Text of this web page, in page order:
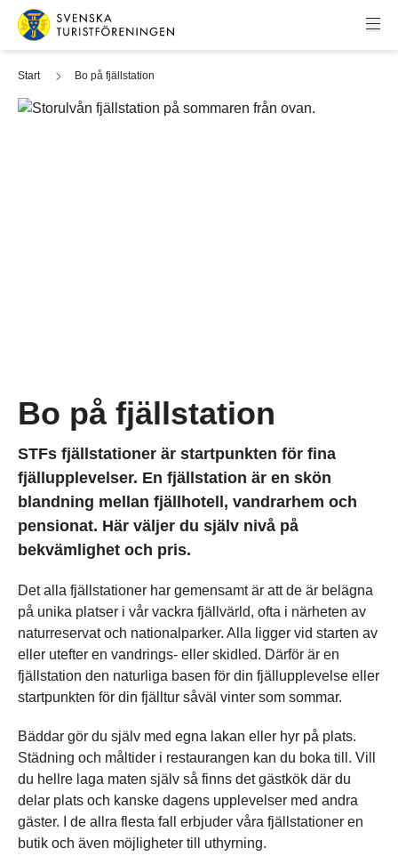
Hoppa till innehåll
Svenska Turistföreningen
Start Bo på fjällstation
Bo på fjällstation
STFs fjällstationer är startpunkten för fina
fjällupplevelser. En fjällstation är en skön
blandning mellan fjällhotell, vandrarhem och
pensionat. Här väljer du själv nivå på
bekvämlighet och pris.
Det alla fjällstationer har gemensamt är att de är belägna
på unika platser i vår vackra fjällvärld, ofta i närheten av
naturreservat och nationalparker. Alla ligger vid starten av
eller utefter en vandrings- eller skidled. Därför är en
fjällstation den naturliga basen för din fjällupplevelse eller
startpunkten för din fjälltur såväl vinter som sommar.
Bäddar gör du själv med egna lakan eller hyr på plats.
Städning och måltider i restaurangen kan du boka till. Vill
du hellre laga maten själv så finns det gästkök där du
delar plats och kanske dagens upplevelser med andra
gäster. I de allra flesta fall erbjuder våra fjällstationer en
butik och även möjligheter till uthyrning.